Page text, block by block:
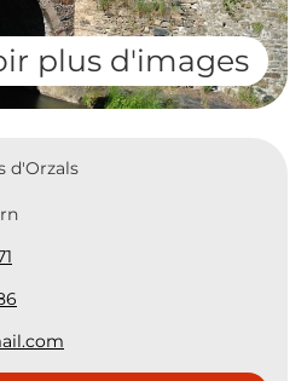
plus d'images
d'Orzals